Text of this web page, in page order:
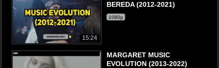
15:24
BEREDA (2012-2021)
1080p
MARGARET MUSIC
EVOLUTION (2013-2022)